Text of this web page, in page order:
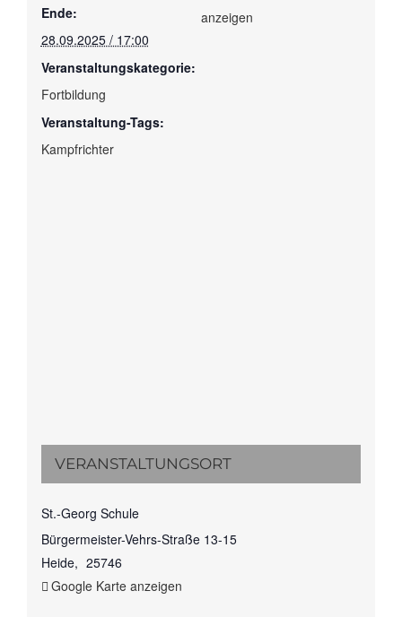
Ende:
28.09.2025 / 17:00
Veranstaltungskategorie:
Fortbildung
Veranstaltung-Tags:
Kampfrichter
anzeigen
VERANSTALTUNGSORT
St.-Georg Schule
Bürgermeister-Vehrs-Straße 13-15
Heide, 25746
Google Karte anzeigen